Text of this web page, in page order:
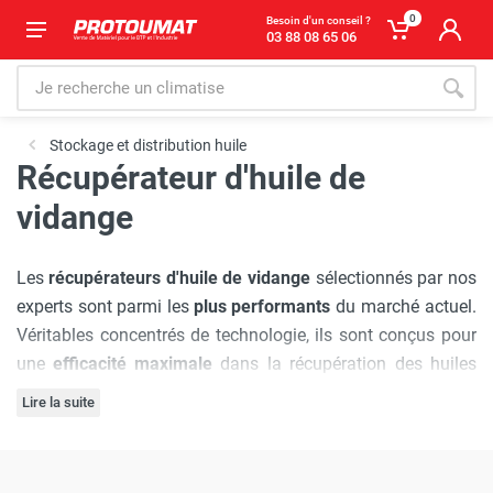
Besoin d'un conseil ?
03 88 08 65 06
0
Stockage et distribution huile
Récupérateur d'huile de
vidange
Les récupérateurs d'huile de vidange sélectionnés par nos
experts sont parmi les plus performants du marché actuel.
Véritables concentrés de technologie, ils sont conçus pour
une efficacité maximale dans la récupération des huiles
usagées et vous accompagnent au quotidien pour un
Lire la suite